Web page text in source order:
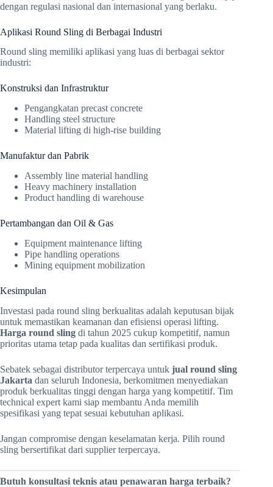
dengan regulasi nasional dan internasional yang berlaku.
Aplikasi Round Sling di Berbagai Industri
Round sling memiliki aplikasi yang luas di berbagai sektor
industri:
Konstruksi dan Infrastruktur
Pengangkatan precast concrete
Handling steel structure
Material lifting di high-rise building
Manufaktur dan Pabrik
Assembly line material handling
Heavy machinery installation
Product handling di warehouse
Pertambangan dan Oil & Gas
Equipment maintenance lifting
Pipe handling operations
Mining equipment mobilization
Kesimpulan
Investasi pada round sling berkualitas adalah keputusan bijak
untuk memastikan keamanan dan efisiensi operasi lifting.
Harga round sling di tahun 2025 cukup kompetitif, namun
prioritas utama tetap pada kualitas dan sertifikasi produk.
Sebatek sebagai distributor terpercaya untuk jual round sling
Jakarta dan seluruh Indonesia, berkomitmen menyediakan
produk berkualitas tinggi dengan harga yang kompetitif. Tim
technical expert kami siap membantu Anda memilih
spesifikasi yang tepat sesuai kebutuhan aplikasi.
Jangan compromise dengan keselamatan kerja. Pilih round
sling bersertifikat dari supplier terpercaya.
Butuh konsultasi teknis atau penawaran harga terbaik?